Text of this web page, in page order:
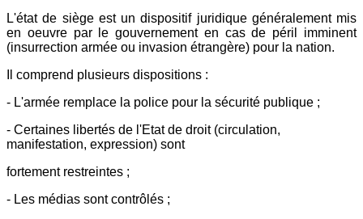
L'état de siège est un dispositif juridique généralement mis
en oeuvre par le gouvernement en cas de péril imminent
(insurrection armée ou invasion étrangère) pour la nation.
Il comprend plusieurs dispositions :
- L'armée remplace la police pour la sécurité publique ;
- Certaines libertés de l'Etat de droit (circulation,
manifestation, expression) sont
fortement restreintes ;
- Les médias sont contrôlés ;